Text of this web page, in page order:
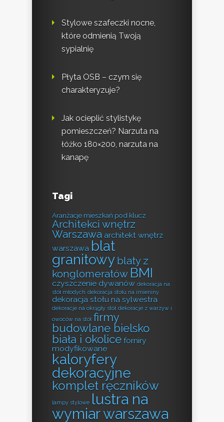
Stylowe szafeczki nocne,
które odmienią Twoją
sypialnię
Płyta OSB – czym się
charakteryzuje?
Jak ocieplić stylistykę
pomieszczeń? Narzuta na
łóżko 180×200, narzuta na
kanapę
Tagi
Aranżacje mieszkań pod klucz
Architekci wnętrz
Warszawa architekt wnętrz
warszawa blat
granitowy blaty z
konglomeratów BMI
czyszczenie dywanów dekoracja na
stół młodych dekoracja stołu na imieniny
dekoracja stołu na sylwestra
dekoracje na okrągły stół dekoracje z warzyw i
owoców na stół firmy
budowlane bielsko
biała i okolice forniry
modyfikowane
kaloryfery
dekoracyjne
komplet ręczników
lampy stylowe lustra na
wymiar warszawa